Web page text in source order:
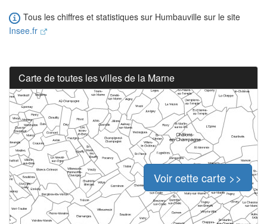
Tous les chiffres et statistiques sur Humbauville sur le site
Insee.fr
Carte de toutes les villes de la Marne
Voir cette carte >>